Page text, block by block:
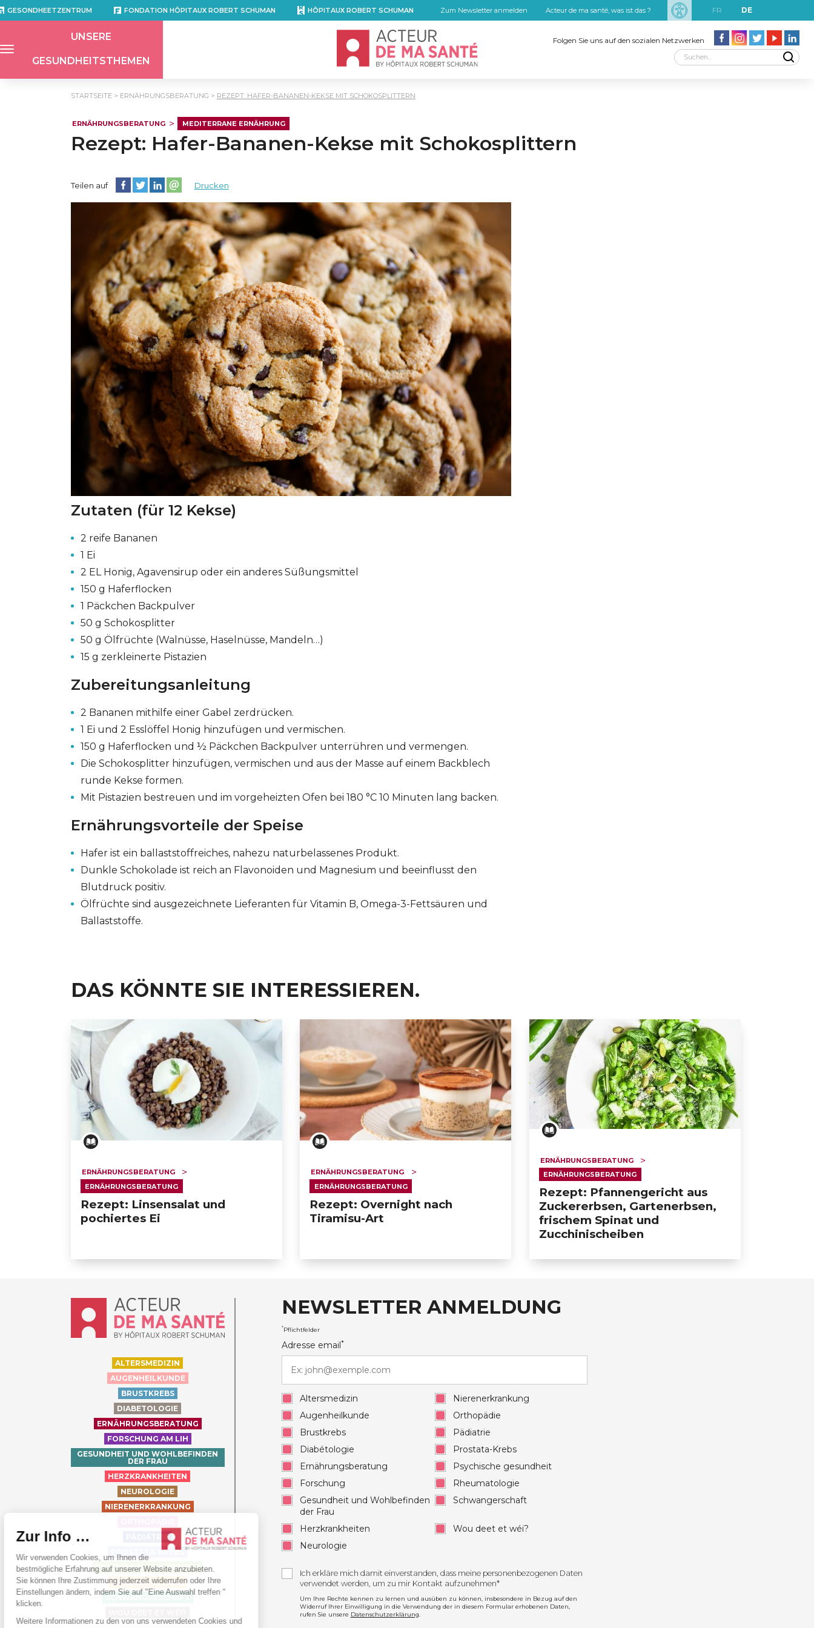
GESONDHEETZENTRUM FONDATION HÔPITAUX ROBERT SCHUMAN HÔPITAUX ROBERT SCHUMAN Zum Newsletter anmelden Acteur de ma santé, was ist das ? FR DE
UNSERE
GESUNDHEITSTHEMEN
Accueil - Acteur de ma santé, by HôpitauxRobert SchumanFolgen Sie uns auf den sozialen Netzwerken
STARTSEITE ERNÄHRUNGSBERATUNG REZEPT: HAFER-BANANEN-KEKSE MIT SCHOKOSPLITTERN
ERNÄHRUNGSBERATUNG MEDITERRANE ERNÄHRUNG
Rezept: Hafer-Bananen-Kekse mit Schokosplittern
Teilen auf Diese Seite auf Facebook teilen
Diese Seite auf Twitter teilen
Diese Seite auf LinkedIn teilen
Partager cette page sur email
Drucken
Zutaten (für 12 Kekse)
2 reife Bananen
1 Ei
2 EL Honig, Agavensirup oder ein anderes Süßungsmittel
150 g Haferflocken
1 Päckchen Backpulver
50 g Schokosplitter
50 g Ölfrüchte (Walnüsse, Haselnüsse, Mandeln…)
15 g zerkleinerte Pistazien
Zubereitungsanleitung
2 Bananen mithilfe einer Gabel zerdrücken.
1 Ei und 2 Esslöffel Honig hinzufügen und vermischen.
150 g Haferflocken und ½ Päckchen Backpulver unterrühren und vermengen.
Die Schokosplitter hinzufügen, vermischen und aus der Masse auf einem Backblech
runde Kekse formen.
Mit Pistazien bestreuen und im vorgeheizten Ofen bei 180 °C 10 Minuten lang backen.
Ernährungsvorteile der Speise
Hafer ist ein ballaststoffreiches, nahezu naturbelassenes Produkt.
Dunkle Schokolade ist reich an Flavonoiden und Magnesium und beeinflusst den
Blutdruck positiv.
Ölfrüchte sind ausgezeichnete Lieferanten für Vitamin B, Omega-3-Fettsäuren und
Ballaststoffe.
DAS KÖNNTE SIE INTERESSIEREN.
ERNÄHRUNGSBERATUNG
ERNÄHRUNGSBERATUNG
Rezept: Linsensalat und
pochiertes Ei
ERNÄHRUNGSBERATUNG
ERNÄHRUNGSBERATUNG
Rezept: Overnight nach
Tiramisu-Art
ERNÄHRUNGSBERATUNG
ERNÄHRUNGSBERATUNG
Rezept: Pfannengericht aus
Zuckererbsen, Gartenerbsen,
frischem Spinat und
Zucchinischeiben
Accueil - Acteur de ma santé, by HôpitauxRobert Schuman
ALTERSMEDIZIN
AUGENHEILKUNDE
BRUSTKREBS
DIABETOLOGIE
ERNÄHRUNGSBERATUNG
FORSCHUNG AM LIH
GESUNDHEIT UND WOHLBEFINDEN
DER FRAU
HERZKRANKHEITEN
NEUROLOGIE
NIERENERKRANKUNG
PÄDIATRIE
PROSTATA-KREBS
PSYCHISCHE GESUNDHEIT
RHEUMATOLOGIE
SCHWANGERSCHAFT
NEWSLETTER ANMELDUNG
*Pflichtfelder
Adresse email*
Altersmedizin
Augenheilkunde
Brustkrebs
Diabétologie
Ernährungsberatung
Forschung
Gesundheit und Wohlbefinden
der Frau
Herzkrankheiten
Neurologie
Nierenerkrankung
Orthopädie
Pädiatrie
Prostata-Krebs
Psychische gesundheit
Rheumatologie
Schwangerschaft
Wou deet et wéi?
Ich erkläre mich damit einverstanden, dass meine personenbezogenen Daten
verwendet werden, um zu mir Kontakt aufzunehmen*
Um Ihre Rechte kennen zu lernen und ausüben zu können, insbesondere in Bezug auf den
Widerruf Ihrer Einwilligung in die Verwendung der in diesem Formular erhobenen Daten,
rufen Sie unsere Datenschutzerklärung.